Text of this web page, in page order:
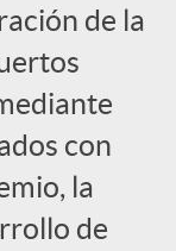
de la
con
la
de